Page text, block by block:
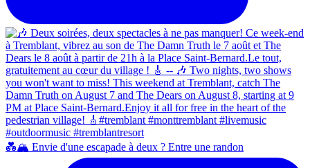
💑🏔️ Envie d'une escapade à deux ? Entre une randon